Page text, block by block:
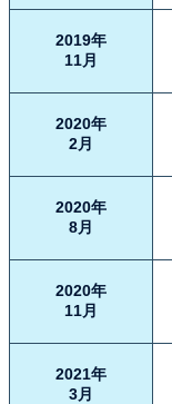
2019年
11月
2020年
2月
2020年
8月
2020年
11月
2021年
3月